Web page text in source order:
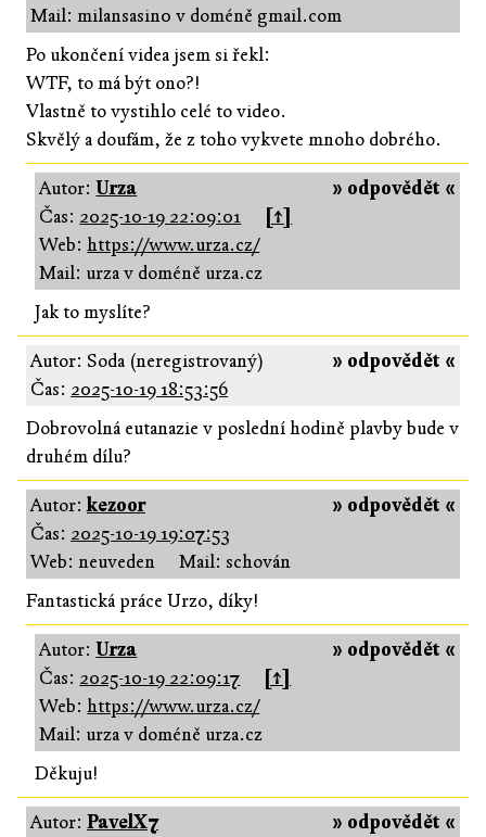
Mail: milansasin0 v doméně gmail.com
Po ukončení videa jsem si řekl:
WTF, to má být ono?!
Vlastně to vystihlo celé to video.
Skvělý a doufám, že z toho vykvete mnoho dobrého.
» odpovědět «
Autor:Urza
Čas: 2025-10-19 22:09:01
[↑]
Web:https://www.urza.cz/
Mail: urza v doméně urza.cz
Jak to myslíte?
» odpovědět «
Autor: Soda (neregistrovaný)
Čas: 2025-10-19 18:53:56
Dobrovolná eutanazie v poslední hodině plavby bude v
druhém dílu?
» odpovědět «
Autor:kezoor
Čas: 2025-10-19 19:07:53
Web: neuveden
Mail: schován
Fantastická práce Urzo, díky!
» odpovědět «
Autor:Urza
Čas: 2025-10-19 22:09:17
[↑]
Web:https://www.urza.cz/
Mail: urza v doméně urza.cz
Děkuju!
» odpovědět «
Autor: PavelX7